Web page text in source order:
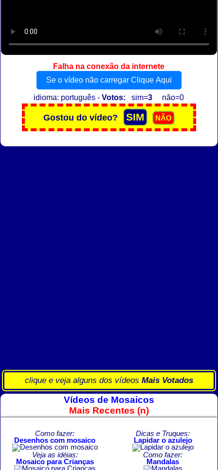
Falha na conexão da internete
Se o vídeo não carregar Clique Aqui
idioma: português -Votos: sim=3 não=0
clique e veja alguns dos vídeos Mais Votados
Vídeos de Mosaicos
Mais Recentes (n)
Como fazer:
Desenhos com mosaico
Dicas e Truques:
Lapidar o azulejo
Veja as idéias:
Mosaico para Crianças
Como fazer:
Mandalas